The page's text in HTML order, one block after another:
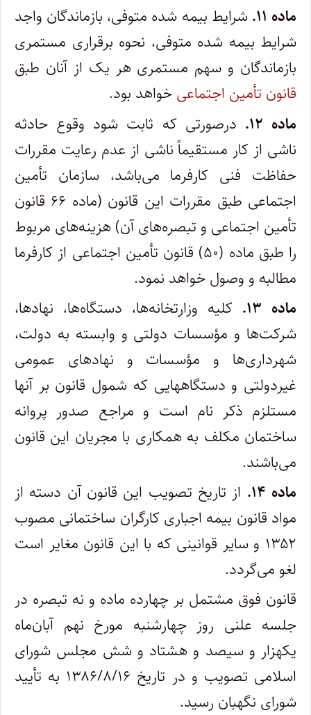
ماده ۱۱.
شرایط بیمه شده متوفی‌، بازماندگان واجد
شرایط بیمه شده متوفی‌، نحوه برقراری مستمری
بازماندگان و سهم مستمری هر یک از آنان طبق
قانون تأمین اجتماعی خواهد بود.
ماده ۱۲.
درصورتی که ثابت شود وقوع حادثه
ناشی از کار مستقیماً ناشی از عدم رعایت مقررات
حفاظت فنی کارفرما می‌باشد، سازمان تأمین
اجتماعی طبق مقررات این قانون (ماده ۶۶ قانون
تأمین اجتماعی و تبصره‌های آن‌) هزینه‌های مربوط
را طبق ماده (۵۰) قانون تأمین اجتماعی از کارفرما
مطالبه و وصول خواهد نمود.
ماده ۱۳.
کلیه وزارتخانه‌ها، دستگاه‌ها، نهادها،
شرکت‌ها و مؤسسات دولتی و وابسته به دولت‌،
شهرداری‌ها و مؤسسات و نهادهای عمومی
غیردولتی و دستگاههایی که شمول قانون بر آنها
مستلزم ذکر نام است و مراجع صدور پروانه
ساختمان مکلف به همکاری با مجریان این قانون
می‌باشند.
ماده ۱۴.
از تاریخ تصویب این قانون آن دسته از
مواد قانون بیمه اجباری کارگران ساختمانی مصوب
۱۳۵۲ و سایر قوانینی که با این قانون مغایر است
لغو می‌گردد.
قانون فوق مشتمل بر چهارده ماده و نه تبصره در
جلسه علنی روز چهار‌شنبه مورخ نهم آبان‌ماه
یکهزار و سیصد و هشتاد و شش مجلس شورای
اسلامی تصویب و در تاریخ ۱۳۸۶/۸/۱۶ به تأیید
شورای نگهبان رسید.